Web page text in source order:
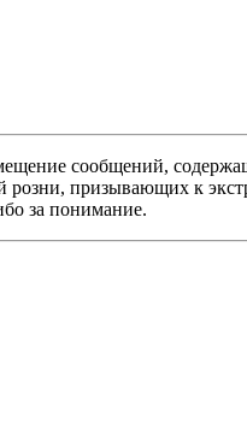
сообщений,
призывающих к
за понимание.